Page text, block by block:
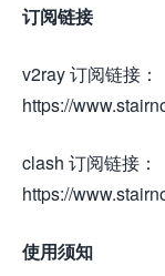
订阅链接
v2ray 订阅链接：
https://
clash 订阅链接：
https://
使用须知